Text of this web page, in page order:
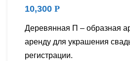
10,300 Р
Деревянная П – образная
аренду для украшения
регистрации.